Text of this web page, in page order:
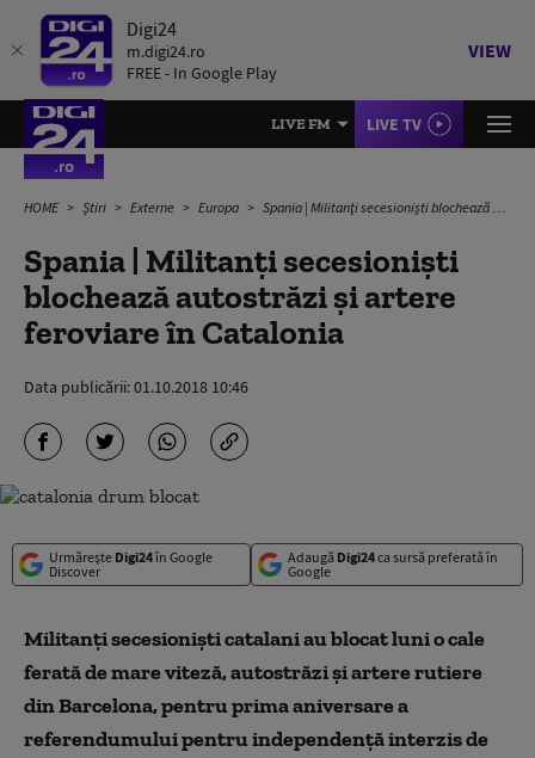
Digi24
m.digi24.ro
FREE - In Google Play
VIEW
LIVE FM LIVE TV
HOME Știri Externe Europa Spania | Militanţi secesionişti blochează autostrăzi și artere feroviare în Catalonia
Spania | Militanţi secesionişti
blochează autostrăzi și artere
feroviare în Catalonia
Data publicării:01.10.2018 10:46
Urmărește Digi24în Google
Discover
Adaugă Digi24ca sursă preferată în
Google
Militanţi secesionişti catalani au blocat luni o cale
ferată de mare viteză, autostrăzi şi artere rutiere
din Barcelona, pentru prima aniversare a
referendumului pentru independenţă interzis de